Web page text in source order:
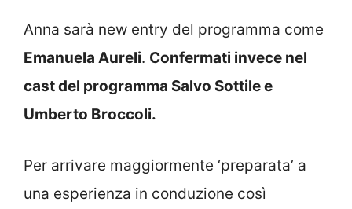
Anna sarà new entry del programma come
Emanuela Aureli. Confermati invece nel
cast del programma Salvo Sottile e
Umberto Broccoli.
Per arrivare maggiormente ‘preparata’ a
una esperienza in conduzione così